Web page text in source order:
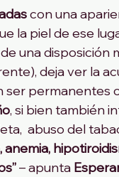
con una
la piel de ese
una disposición
deja ver la
ser permanentes
, si bien también
abuso del
anemia,
– apunta